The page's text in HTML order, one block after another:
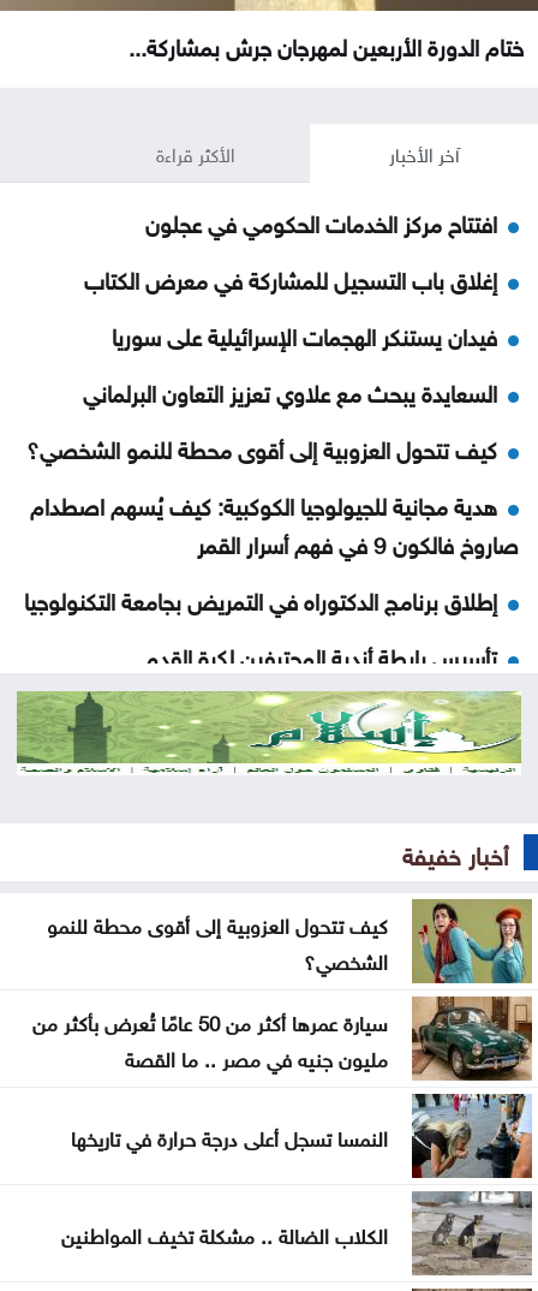
ختام الدورة الأربعين لمهرجان جرش بمشاركة...
آخر الأخبار الأكثر قراءة
افتتاح مركز الخدمات الحكومي في عجلون
إغلاق باب التسجيل للمشاركة في معرض الكتاب
فيدان يستنكر الهجمات الإسرائيلية على سوريا
السعايدة يبحث مع علاوي تعزيز التعاون البرلماني
كيف تتحول العزوبية إلى أقوى محطة للنمو الشخصي؟
هدية مجانية للجيولوجيا الكوكبية: كيف يُسهم اصطدام
صاروخ فالكون 9 في فهم أسرار القمر
إطلاق برنامج الدكتوراه في التمريض بجامعة التكنولوجيا
تأسيس رابطة أندية المحترفين لكرة القدم
122 موقعاً مزيفاً تنتحل مؤسسات أردنية .. تقرير رسمي
يكشف أخطر أبواب الاختراق
كيف يصيغ قانون العفو العام معادلة السلم المجتمعي
كهرباء إربد تطلق خدماتها الإلكترونية عبر تطبيقها الذكي
و«سند»
النائب الكباريتي يُثمن مواقف الملك تجاه القدس
عطاء حكومي لتعزيز مخزون النفط
حفيدة كبير العسكر تعتلي منصة الحق
أخبار خفيفة
كيف تتحول العزوبية إلى أقوى محطة للنمو
الشخصي؟
سيارة عمرها أكثر من 50 عامًا تُعرض بأكثر من
مليون جنيه في مصر .. ما القصة
النمسا تسجل أعلى درجة حرارة في تاريخها
الكلاب الضالة .. مشكلة تخيف المواطنين